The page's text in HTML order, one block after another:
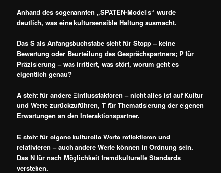
Anhand des sogenannten „SPATEN-Modells“ wurde
deutlich, was eine kultursensible Haltung ausmacht.
Das S als Anfangsbuchstabe steht für Stopp – keine
Bewertung oder Beurteilung des Gesprächspartners; P für
Präzisierung – was irritiert, was stört, worum geht es
eigentlich genau?
A steht für andere Einflussfaktoren – nicht alles ist auf Kultur
und Werte zurückzuführen, T für Thematisierung der eigenen
Erwartungen an den Interaktionspartner.
E steht für eigene kulturelle Werte reflektieren und
relativieren – auch andere Werte können in Ordnung sein.
Das N für nach Möglichkeit fremdkulturelle Standards
verstehen.